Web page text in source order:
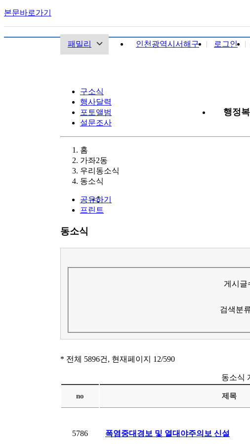
본문바로가기
패밀리 인천광역시서해구 로그인
행정
구소식
행사달력
포토앨범
설문조사
홈
가좌2동
우리동소식
동소식
공유하기
프린트
동소식
게시글
검색분
* 전체 5896건, 현재페이지 12/590
동소식
no 제목
5786 폭염중대경보 및 열대야주의보 신설